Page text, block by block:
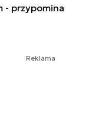
- przypomina
Reklama